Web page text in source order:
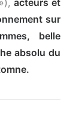
acteurs et
sur
belle
absolu du